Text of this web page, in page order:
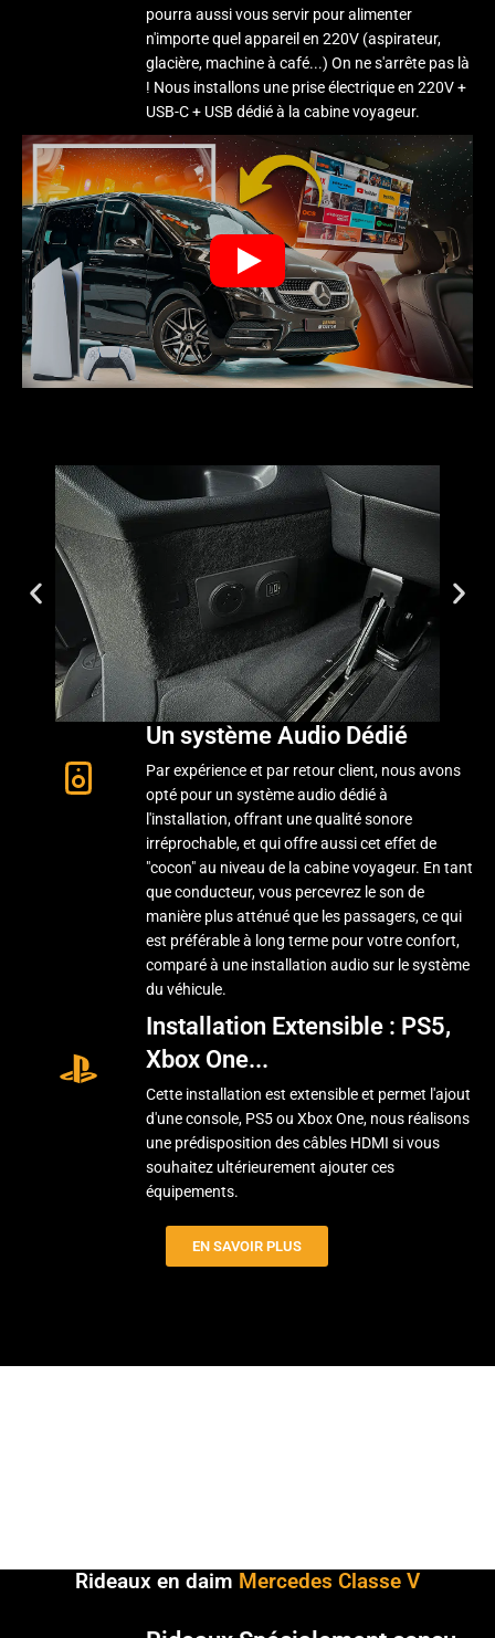
pourra aussi vous servir pour alimenter
n'importe quel appareil en 220V (aspirateur,
glacière, machine à café...) On ne s'arrête pas là
! Nous installons une prise électrique en 220V +
USB-C + USB dédié à la cabine voyageur.
Un système Audio Dédié
Par expérience et par retour client, nous avons
opté pour un système audio dédié à
l'installation, offrant une qualité sonore
irréprochable, et qui offre aussi cet effet de
"cocon" au niveau de la cabine voyageur. En tant
que conducteur, vous percevrez le son de
manière plus atténué que les passagers, ce qui
est préférable à long terme pour votre confort,
comparé à une installation audio sur le système
du véhicule.
Installation Extensible : PS5,
Xbox One...
Cette installation est extensible et permet l'ajout
d'une console, PS5 ou Xbox One, nous réalisons
une prédisposition des câbles HDMI si vous
souhaitez ultérieurement ajouter ces
équipements.
EN SAVOIR PLUS
Rideaux en daim Mercedes Classe V